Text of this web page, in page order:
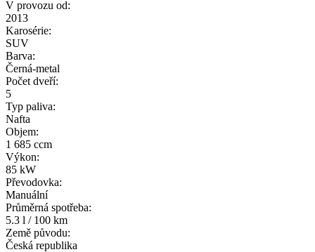
V provozu od:
2013
Karosérie:
SUV
Barva:
Černá-metal
Počet dveří:
5
Typ paliva:
Nafta
Objem:
1 685 ccm
Výkon:
85 kW
Převodovka:
Manuální
Průměrná spotřeba:
5.3 l / 100 km
Země původu:
Česká republika